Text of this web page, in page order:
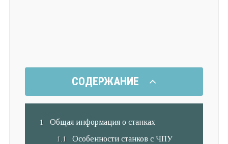
СОДЕРЖАНИЕ
Общая информация о станках
Особенности станков с ЧПУ